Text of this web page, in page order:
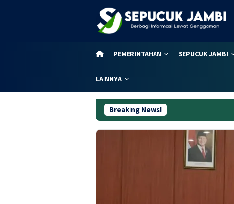
PEMERINTAHAN SEPUCUK JAMBI
LAINNYA
Breaking News! Dugaan